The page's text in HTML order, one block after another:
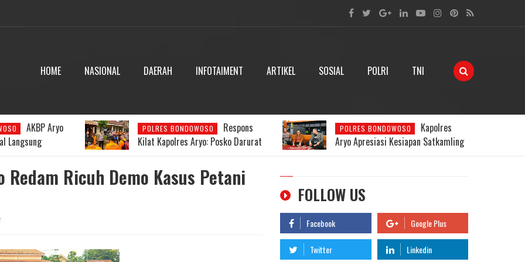
HOME NASIONAL DAERAH INFOTAIMENT ARTIKEL SOSIAL POLRI TNI
AKBP Aryo
Langsung
POLRES BONDOWOSO
Respons
Kilat Kapolres Aryo: Posko Darurat
Dipercepat
POLRES BONDOWOSO
Kapolres
Aryo Apresiasi Kesiapan Satkamling
Ricuh Demo Kasus Petani
FOLLOW US